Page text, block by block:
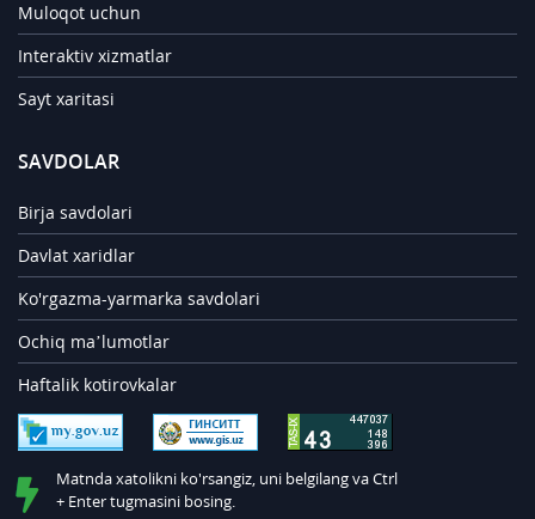
Muloqot uchun
Interaktiv xizmatlar
Sayt xaritasi
SAVDOLAR
Birja savdolari
Davlat xaridlar
Ko'rgazma-yarmarka savdolari
Ochiq ma’lumotlar
Haftalik kotirovkalar
Matnda xatolikni ko'rsangiz, uni belgilang va Ctrl
+ Enter tugmasini bosing.